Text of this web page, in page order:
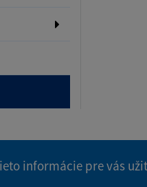
informácie pre vás